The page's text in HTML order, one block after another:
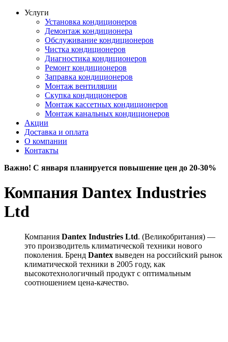
Услуги
Установка кондиционеров
Демонтаж кондиционера
Обслуживание кондиционеров
Чистка кондиционеров
Диагностика кондиционеров
Ремонт кондиционеров
Заправка кондиционеров
Монтаж вентиляции
Скупка кондиционеров
Монтаж кассетных кондиционеров
Монтаж канальных кондиционеров
Акции
Доставка и оплата
О компании
Контакты
Важно! С января планируется повышение цен до 20-30%
Компания Dantex Industries
Ltd
Компания Dantex Industries Ltd. (Великобритания) —
это производитель климатической техники нового
поколения. Бренд Dantex выведен на российский рынок
климатической техники в 2005 году, как
высокотехнологичный продукт с оптимальным
соотношением цена-качество.